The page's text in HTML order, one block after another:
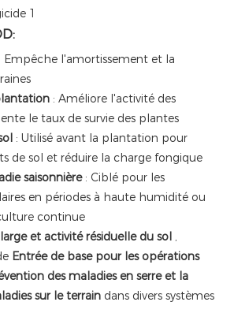
: Empêche l'amortissement et la
: Améliore l'activité des
le taux de survie des plantes
: Utilisé avant la plantation pour
de sol et réduire la charge fongique
saisonnière : Ciblé pour les
en périodes à haute humidité ou
continue
et activité résiduelle du sol ,
Entrée de base pour les opérations
des maladies en serre et la
sur le terrain dans divers systèmes